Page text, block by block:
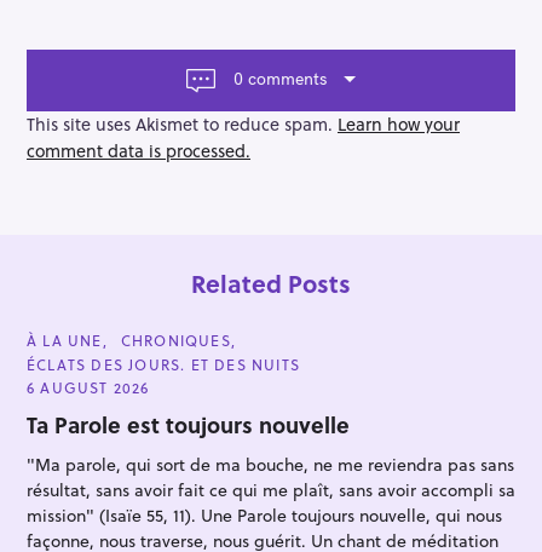
a
g
a
t
0 comments
This site uses Akismet to reduce spam. Learn how your
comment data is processed.
Related Posts
C
A
T
E
O
R
E
À LA UNE
CHRONIQUES
ÉCLATS DES JOURS. ET DES NUITS
6 AUGUST 2026
Ta Parole est toujours nouvelle
"Ma parole, qui sort de ma bouche, ne me reviendra pas sans
résultat, sans avoir fait ce qui me plaît, sans avoir accompli sa
mission" (Isaïe 55, 11). Une Parole toujours nouvelle, qui nous
façonne, nous traverse, nous guérit. Un chant de méditation